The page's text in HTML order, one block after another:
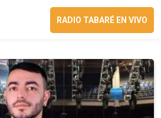
RADIO TABARÉ EN VIVO